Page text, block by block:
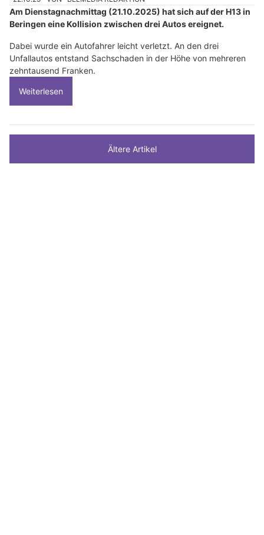
Am Dienstagnachmittag (21.10.2025) hat sich auf der H13 in
Beringen eine Kollision zwischen drei Autos ereignet.
Dabei wurde ein Autofahrer leicht verletzt. An den drei
Unfallautos entstand Sachschaden in der Höhe von mehreren
zehntausend Franken.
Weiterlesen
Ältere Artikel